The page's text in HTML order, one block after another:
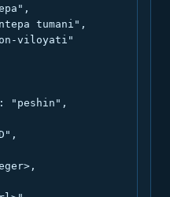
tumani",
viloyati"
"peshin",